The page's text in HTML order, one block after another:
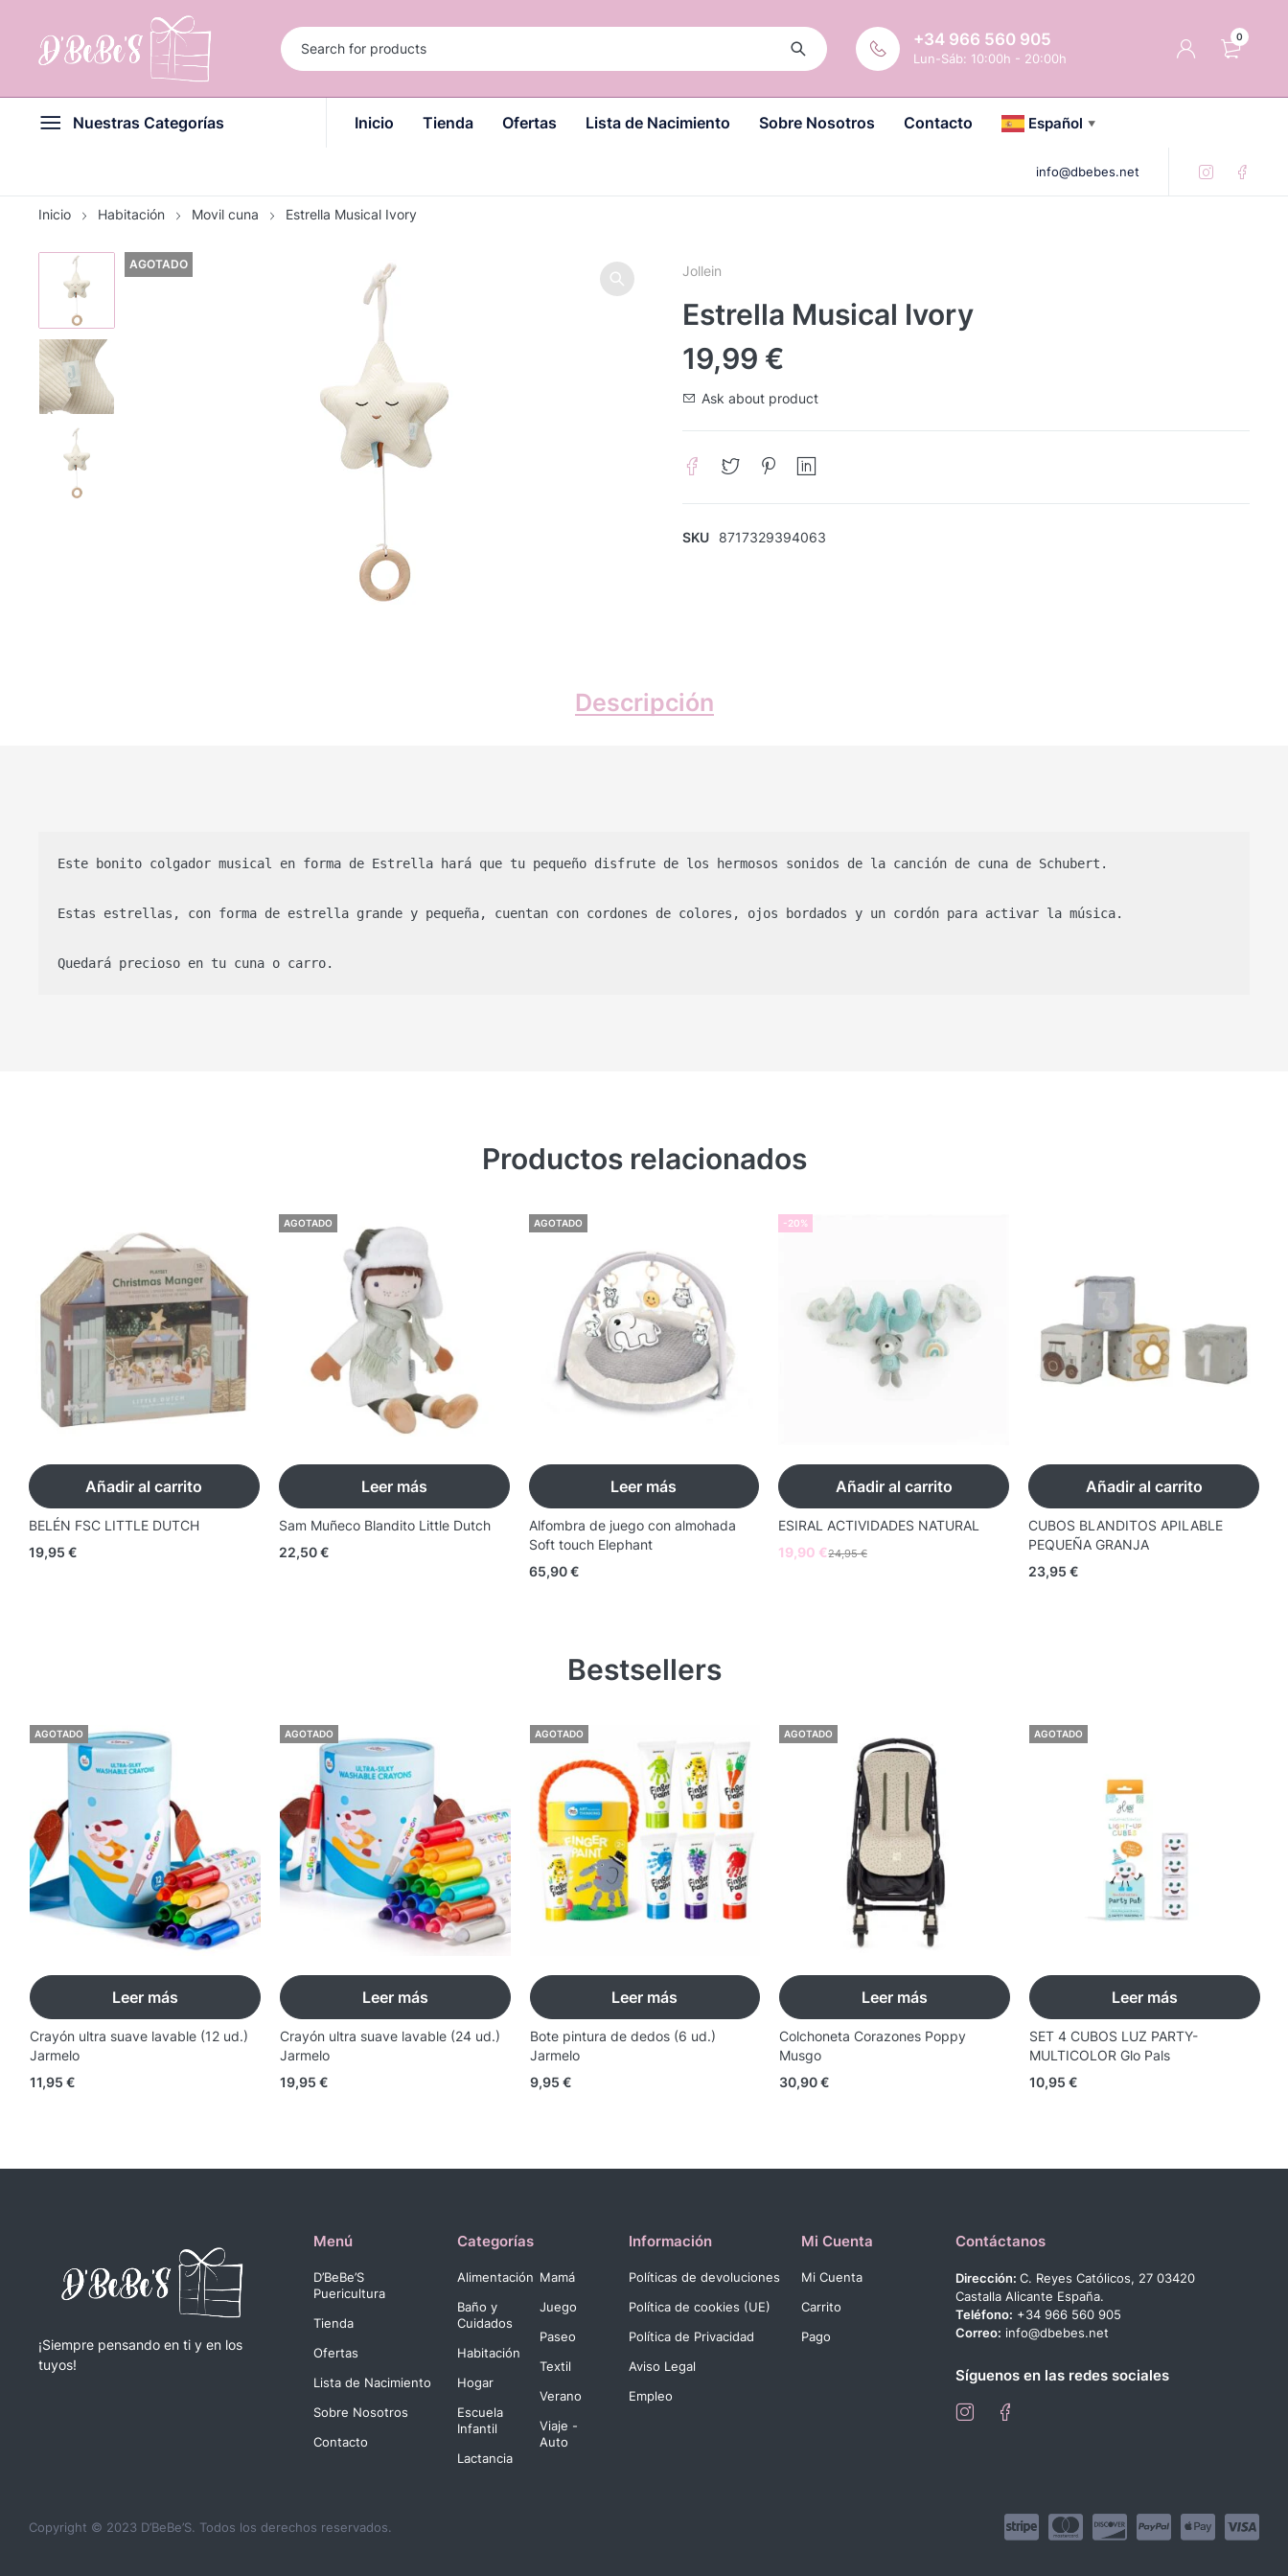
+34 966 560 905
Lun-Sáb: 10:00h - 20:00h
0
Nuestras Categorías Inicio Tienda Ofertas Lista de Nacimiento Sobre Nosotros Contacto Español ▼
info@dbebes.net
Inicio Habitación Movil cuna Estrella Musical Ivory
AGOTADO Jollein
Estrella Musical Ivory
19,99 €
Ask about product
SKU 8717329394063
Descripción
Este bonito colgador musical en forma de Estrella hará que tu pequeño disfrute de los hermosos sonidos de la canción de cuna de Schubert.
Estas estrellas, con forma de estrella grande y pequeña, cuentan con cordones de colores, ojos bordados y un cordón para activar la música.
Quedará precioso en tu cuna o carro.
Productos relacionados
Añadir al carrito
BELÉN FSC LITTLE DUTCH
19,95 €
AGOTADO
Leer más
Sam Muñeco Blandito Little Dutch
22,50€
AGOTADO
Leer más
Alfombra de juego con almohada
Soft touch Elephant
65,90€
-20%
Añadir al carrito
ESIRAL ACTIVIDADES NATURAL
24,95€
19,90 €
Añadir al carrito
CUBOS BLANDITOS APILABLE
PEQUEÑA GRANJA
23,95€
Bestsellers
AGOTADO
Leer más
Crayón ultra suave lavable (12 ud.)
Jarmelo
11,95 €
AGOTADO
Leer más
Crayón ultra suave lavable (24 ud.)
Jarmelo
19,95 €
AGOTADO
Leer más
Bote pintura de dedos (6 ud.)
Jarmelo
9,95 €
AGOTADO
Leer más
Colchoneta Corazones Poppy
Musgo
30,90€
AGOTADO
Leer más
SET 4 CUBOS LUZ PARTY-
MULTICOLOR Glo Pals
10,95€
¡Siempre pensando en ti y en los
tuyos!
Menú
D’BeBe’S
Puericultura
Tienda
Ofertas
Lista de Nacimiento
Sobre Nosotros
Contacto
Categorías
Alimentación
Baño y
Cuidados
Habitación
Hogar
Escuela
Infantil
Lactancia
Mamá
Juego
Paseo
Textil
Verano
Viaje -
Auto
Información
Políticas de devoluciones
Política de cookies (UE)
Política de Privacidad
Aviso Legal
Empleo
Mi Cuenta
Mi Cuenta
Carrito
Pago
Contáctanos
Dirección:C. Reyes Católicos, 27 03420
Castalla Alicante España.
Teléfono: +34 966 560 905
Correo: info@dbebes.net
Síguenos en las redes sociales
Copyright © 2023 D’BeBe’S. Todos los derechos reservados.